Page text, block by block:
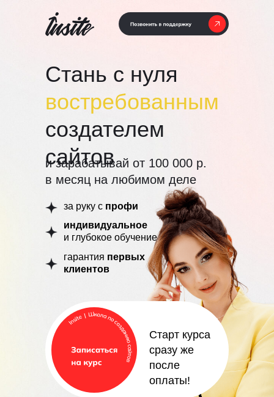
Стань с нуля
востребованным
создателем
сайтов
и зарабатывай от 100 000 р.
в месяц на любимом деле
за руку с профи
индивидуальное
и глубокое обучение
гарантия первых
клиентов
Старт курса
сразу же
после
оплаты!